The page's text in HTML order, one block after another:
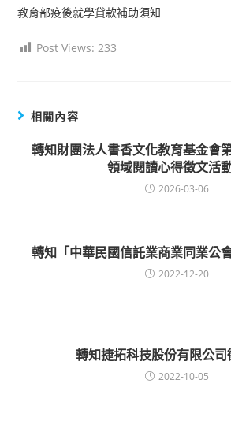
教育部疫後就學貸款補助須知
Post Views: 233
相關內容
轉知財團法人書香文化教育基金會
領域閱讀心得徵文活動
2026-03-06
轉知「中華民國信託業商業同業公
2022-12-20
轉知捷拓科技股份有限公司
2022-10-05